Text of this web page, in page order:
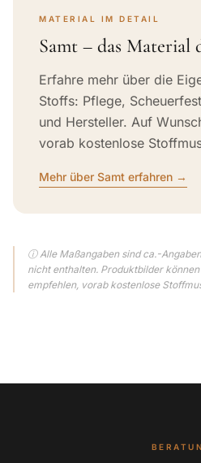
MATERIAL IM DETAIL
Samt – das Material
Erfahre mehr über die
Stoffs: Pflege,
und Hersteller. Auf
vorab kostenlose
Mehr über Samt erfahren →
ⓘ Alle Maßangaben sind ca.-
nicht enthalten. Produktbilder
empfehlen, vorab kostenlose